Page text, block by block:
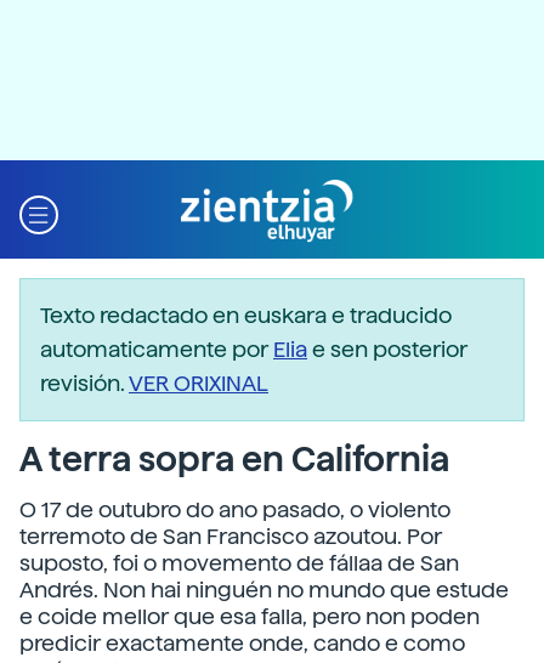
Texto redactado en euskara e traducido
automaticamente porEliae sen posterior
revisión.VER ORIXINAL
A terra sopra en California
O 17 de outubro do ano pasado, o violento
terremoto de San Francisco azoutou. Por
suposto, foi o movemento de fállaa de San
Andrés. Non hai ninguén no mundo que estude
e coide mellor que esa falla, pero non poden
predicir exactamente onde, cando e como